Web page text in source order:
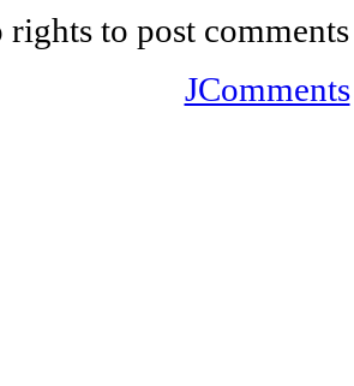
rights to post comments
JComments